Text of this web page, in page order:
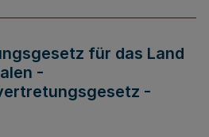
für das Land
-
-